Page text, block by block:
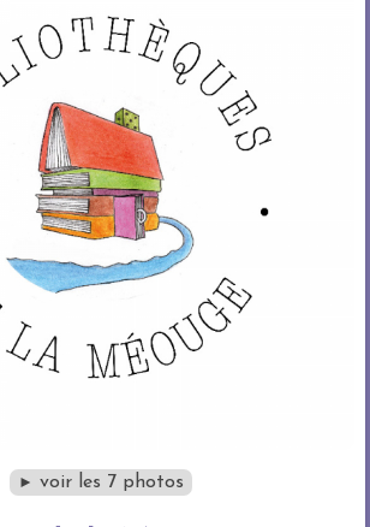
► voir les 7 photos